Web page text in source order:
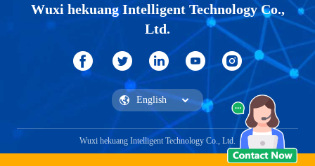
Wuxi hekuang Intelligent Technology Co.,
Ltd.
Wuxi hekuang Intelligent Technology Co., Ltd.